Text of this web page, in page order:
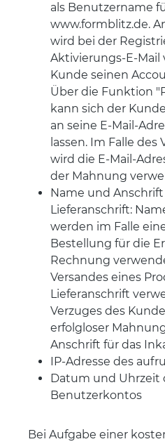
als Benutzername
www.formblitz.de.
wird bei der
Aktivierungs-E-Mail
Kunde seinen
Über die Funktion
kann sich der
an seine E-Mail-
lassen. Im Falle
wird die E-Mail-
der Mahnung
Name und
Lieferanschrift:
werden im Falle
Bestellung für die
Rechnung
Versandes eines
Lieferanschrift
Verzuges des
erfolgloser
Anschrift für das
IP-Adresse des
Datum und Uhrzeit
Benutzerkontos
Bei Aufgabe einer